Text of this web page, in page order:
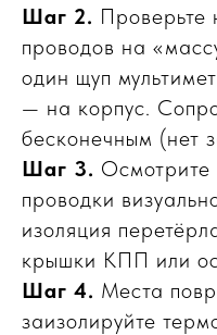
Шаг 2. Проверьте
проводов на
один щуп
— на корпус.
бесконечным (нет
Шаг 3. Осмотрите
проводки
изоляция
крышки КПП или
Шаг 4. Места
заизолируйте